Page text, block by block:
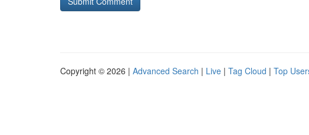
Copyright © 2026 | Advanced Search | Live | Tag Cloud | Top